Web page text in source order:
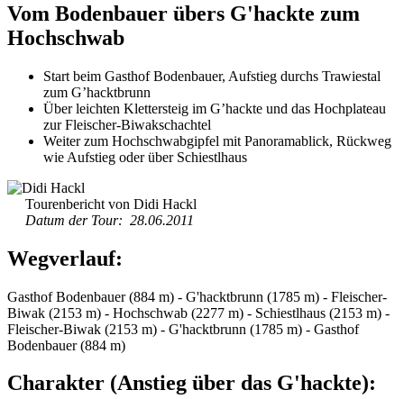
Vom Bodenbauer übers G'hackte zum
Hochschwab
Start beim Gasthof Bodenbauer, Aufstieg durchs Trawiestal
zum G’hacktbrunn
Über leichten Klettersteig im G’hackte und das Hochplateau
zur Fleischer-Biwakschachtel
Weiter zum Hochschwabgipfel mit Panoramablick, Rückweg
wie Aufstieg oder über Schiestlhaus
Tourenbericht von Didi Hackl
Datum der Tour: 28.06.2011
Wegverlauf:
Gasthof Bodenbauer (884 m) - G'hacktbrunn (1785 m) - Fleischer-
Biwak (2153 m) - Hochschwab (2277 m) - Schiestlhaus (2153 m) -
Fleischer-Biwak (2153 m) - G'hacktbrunn (1785 m) - Gasthof
Bodenbauer (884 m)
Charakter (Anstieg über das G'hackte):